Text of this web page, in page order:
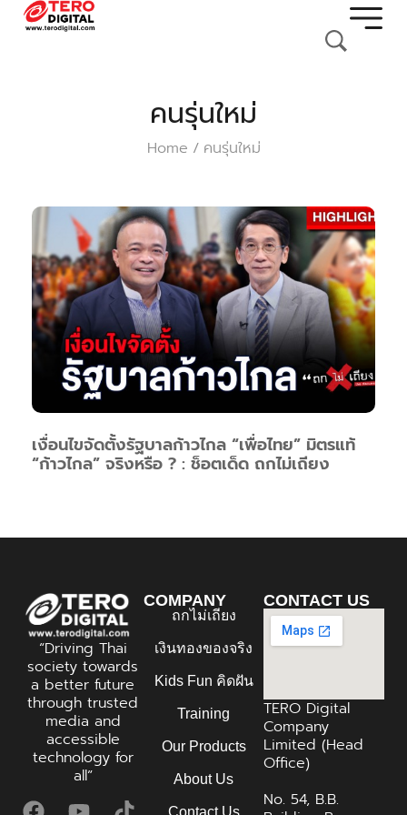
คนรุ่นใหม่
Home / คนรุ่นใหม่
เงื่อนไขจัดตั้งรัฐบาลก้าวไกล “เพื่อไทย” มิตรแท้
“ก้าวไกล” จริงหรือ ? : ช็อตเด็ด ถกไม่เถียง
“Driving Thai
society towards
a better future
through trusted
media and
accessible
technology for
all”
COMPANY
ถกไม่เถียง
เงินทองของจริง
Kids Fun คิดฝัน
Training
Our Products
About Us
Contact Us
CONTACT US
TERO Digital
Company
Limited (Head
Office)
No. 54, B.B.